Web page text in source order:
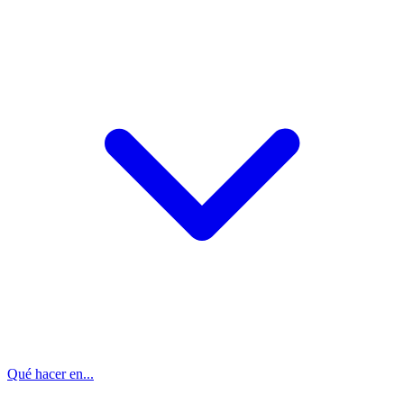
Qué hacer en...